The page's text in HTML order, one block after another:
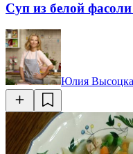
Суп из белой
Юлия